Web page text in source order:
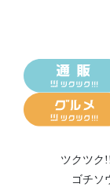
ツクツク
ゴチソ